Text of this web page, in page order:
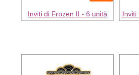
Inviti di Frozen II - 6 unità Inviti